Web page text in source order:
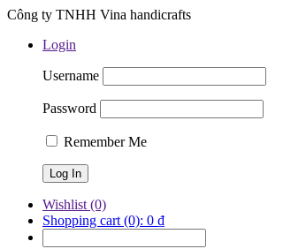
Công ty TNHH Vina handicrafts
Login
Username
Password
Remember Me
Wishlist (0)
Shopping cart (0): 0 ₫